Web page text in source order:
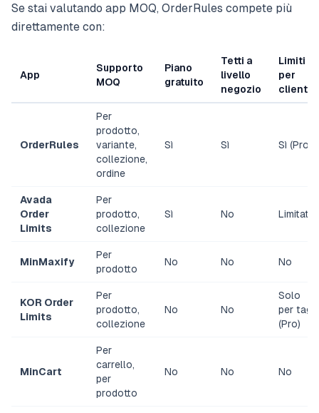
Se stai valutando app MOQ, OrderRules compete più
direttamente con:
App
Supporto
MOQ
Piano
gratuito
Tetti a
livello
negozio
Limiti
per
cliente
OrderRules
Per
prodotto,
variante,
collezione,
ordine
Sì Sì Sì (Pro)
Avada
Order
Limits
Per
prodotto,
collezione
Sì No Limitato
MinMaxify
Per
prodotto
No No No
KOR Order
Limits
Per
prodotto,
collezione
No No
Solo
per tag
(Pro)
MinCart
Per
carrello,
per
prodotto
No No No